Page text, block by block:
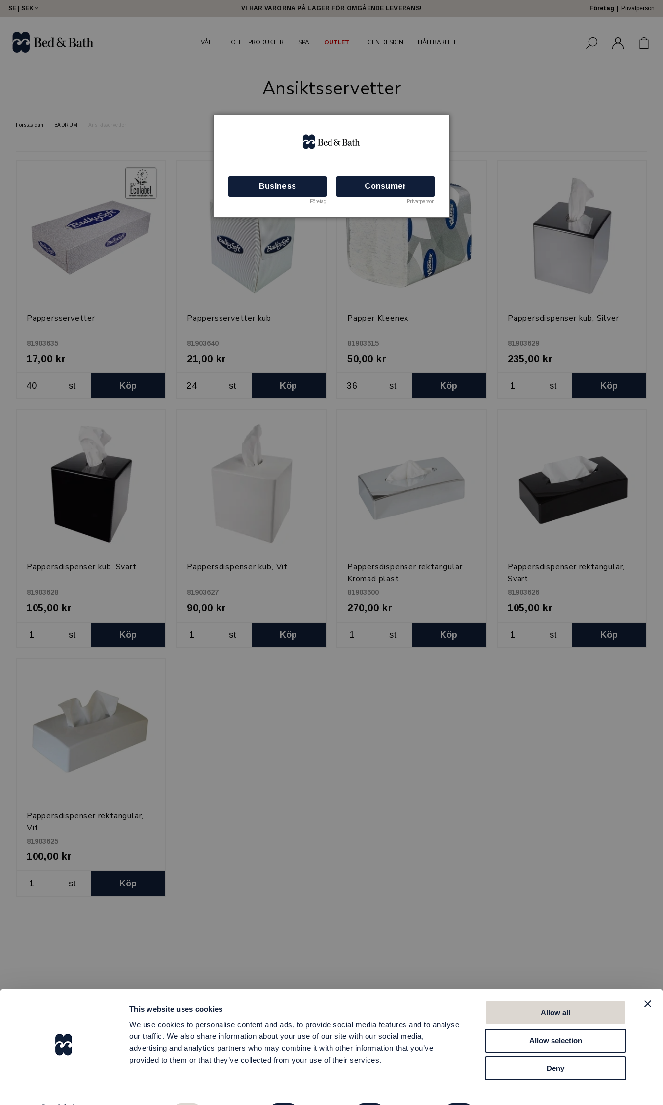
This website uses cookies
We use cookies to personalise content and ads, to provide social media features and to analyse
our traffic. We also share information about your use of our site with our social media,
advertising and analytics partners who may combine it with other information that you’ve
provided to them or that they’ve collected from your use of their services.
Allow all
Allow selection
Deny
share23
SE | SEK Företag Privatperson
VI HAR VARORNA PÅ LAGER FÖR OMGÅENDE LEVERANS!
TVÅL HOTELLPRODUKTER SPA OUTLET EGEN DESIGN HÅLLBARHET
Ansiktsservetter
Förstasidan BADRUM Ansiktsservetter
9 produkter
Pappersservetter
81903635
17,00 kr
st Köp
Pappersservetter kub
81903640
21,00 kr
st Köp
Papper Kleenex
81903615
50,00 kr
st Köp
Pappersdispenser kub, Silver
81903629
235,00 kr
st Köp
Pappersdispenser kub, Svart
81903628
105,00 kr
st Köp
Pappersdispenser kub, Vit
81903627
90,00 kr
st Köp
Pappersdispenser rektangulär,
Kromad plast
81903600
270,00 kr
st Köp
Pappersdispenser rektangulär,
Svart
81903626
105,00 kr
st Köp
Pappersdispenser rektangulär,
Vit
81903625
100,00 kr
st Köp
Business
Företag
Consumer
Privatperson